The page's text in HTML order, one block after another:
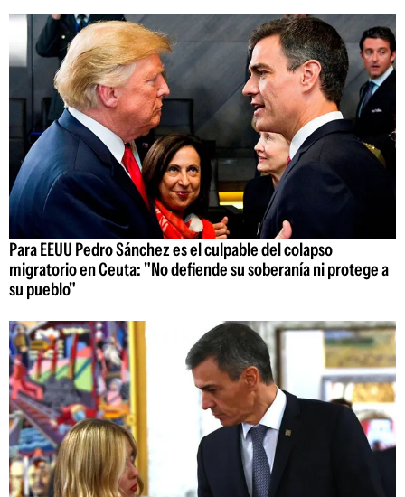
Para EEUU Pedro Sánchez es el culpable del colapso
migratorio en Ceuta: "No defiende su soberanía ni protege a
su pueblo"